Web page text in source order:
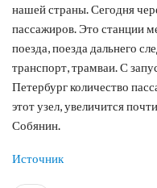
нашей страны. Сегодня
пассажиров. Это станции
поезда, поезда дальнего
транспорт, трамваи. С
Петербург количество
этот узел, увеличится
Собянин.
Источник